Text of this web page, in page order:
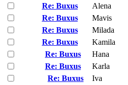
Re: Buxus
Alena
Re: Buxus
Mavis
Re: Buxus
Milada
Re: Buxus
Kamila
Re: Buxus
Hana
Re: Buxus
Karla
Re: Buxus
Iva